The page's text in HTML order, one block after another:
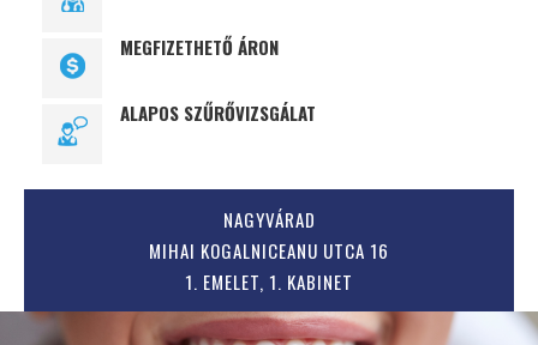
MEGFIZETHETŐ ÁRON
ALAPOS SZŰRŐVIZSGÁLAT
NAGYVÁRAD
MIHAI KOGALNICEANU UTCA 16
1. EMELET, 1. KABINET